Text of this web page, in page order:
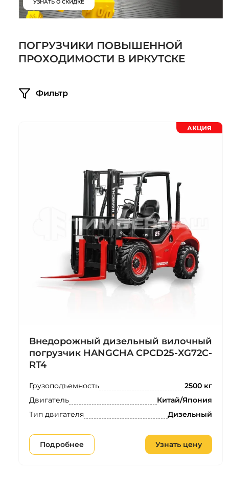
УЗНАТЬ О СКИДКЕ
ПОГРУЗЧИКИ ПОВЫШЕННОЙ
ПРОХОДИМОСТИ В ИРКУТСКЕ
Фильтр
АКЦИЯ
Внедорожный дизельный вилочный
погрузчик HANGCHA CPCD25-XG72C-
RT4
Грузоподъемность 2500 кг
Двигатель Китай/Япония
Тип двигателя Дизельный
Подробнее Узнать цену
Системы 3D нивелирования
Грейферные захваты
Посевная техника